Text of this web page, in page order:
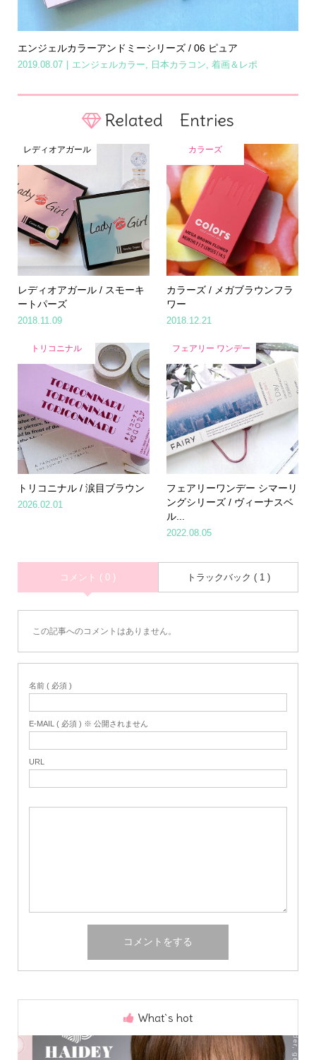
エンジェルカラーアンドミーシリーズ / 06 ピュア
2019.08.07 エンジェルカラー 日本カラコン 着画＆レポ
Related Entries
レディオアガール
レディオアガール / スモーキ
ートパーズ
2018.11.09
カラーズ
カラーズ / メガブラウンフラ
ワー
2018.12.21
トリコニナル
トリコニナル / 涙目ブラウン
2026.02.01
フェアリー ワンデー
フェアリーワンデー シマーリ
ングシリーズ / ヴィーナスベ
ル...
2022.08.05
コメント ( 0 ) トラックバック ( 1 )
この記事へのコメントはありません。
名前 ( 必須 )
E-MAIL ( 必須 ) ※ 公開されません
URL
What`s hot
Home Share Search Contact